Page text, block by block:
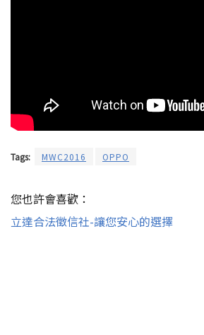
Tags: MWC2016 OPPO
您也許會喜歡：
立達合法徵信社-讓您安心的選擇